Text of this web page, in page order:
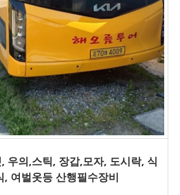
우의,스틱, 장갑,모자, 도시락, 식
, 여벌옷등 산행필수장비